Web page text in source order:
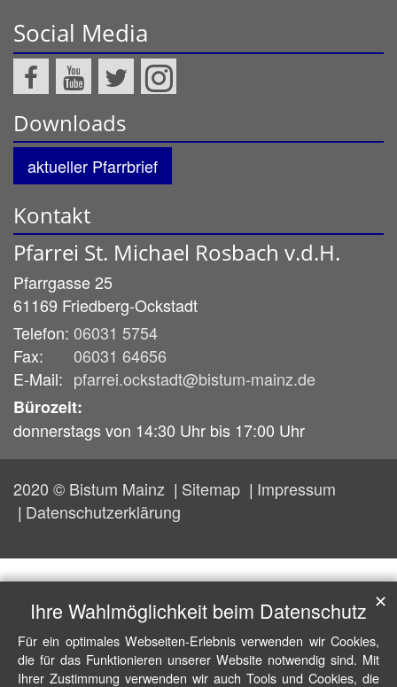
Social Media
Downloads
aktueller Pfarrbrief
Kontakt
Pfarrei St. Michael Rosbach v.d.H.
Pfarrgasse 25
61169 Friedberg-Ockstadt
Telefon: 06031 5754
Fax:
06031 64656
E-Mail: pfarrei.ockstadt@bistum-mainz.de
Bürozeit:
donnerstags von 14:30 Uhr bis 17:00 Uhr
2020 © Bistum Mainz Sitemap
Impressum
Datenschutzerklärung
Ihre Wahlmöglichkeit beim Datenschutz
Für ein optimales Webseiten-Erlebnis verwenden wir Cookies,
die für das Funktionieren unserer Website notwendig sind. Mit
Ihrer Zustimmung verwenden wir auch Tools und Cookies, die
✕